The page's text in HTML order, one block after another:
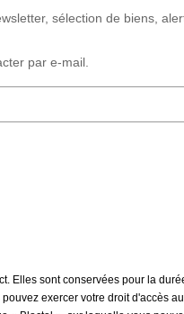
sélection de biens,
par e-mail.
Elles sont conservées pour la
exercer votre droit d'accès